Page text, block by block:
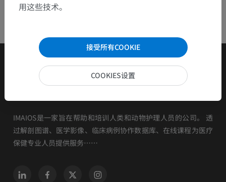
IMAIOS是一家旨在帮助和培训人类和动物护理人员的公司。 透
过解剖图谱、医学影像、临床病例协作数据库、在线课程为医疗
保健专业人员提供服务……
用这些技术。
接受所有COOKIE
COOKIES设置